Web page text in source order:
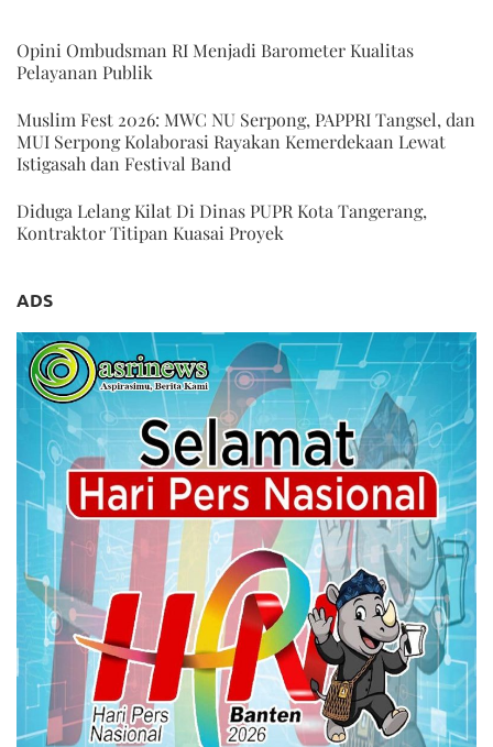
Opini Ombudsman RI Menjadi Barometer Kualitas
Pelayanan Publik
Muslim Fest 2026: MWC NU Serpong, PAPPRI Tangsel, dan
MUI Serpong Kolaborasi Rayakan Kemerdekaan Lewat
Istigasah dan Festival Band
Diduga Lelang Kilat Di Dinas PUPR Kota Tangerang,
Kontraktor Titipan Kuasai Proyek
ADS